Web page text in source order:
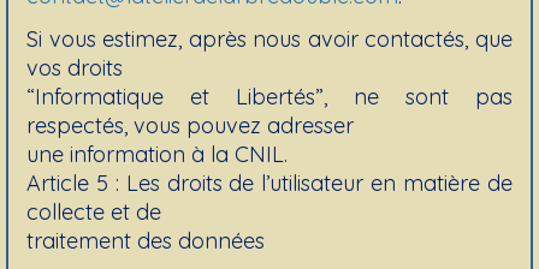
Si vous estimez, après nous avoir contactés, que
vos droits
“Informatique et Libertés”, ne sont pas
respectés, vous pouvez adresser
une information à la CNIL.
Article 5 : Les droits de l’utilisateur en matière de
collecte et de
traitement des données